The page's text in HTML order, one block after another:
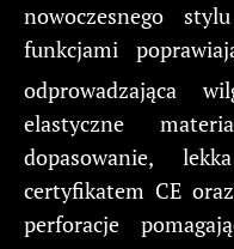
nowoczesnego
funkcjami
odprowadzająca
elastyczne
dopasowanie,
certyfikatem CE
perforacje